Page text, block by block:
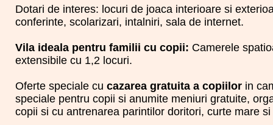
Dotari de interes: locuri de joaca interioare si
conferinte, scolarizari, intalniri, sala de internet.
Vila ideala pentru familii cu copii: Camerele
extensibile cu 1,2 locuri.
Oferte speciale cu cazarea gratuita a copiilor in
speciale pentru copii si anumite meniuri gratuite,
copii si cu antrenarea parintilor doritori, curte mare